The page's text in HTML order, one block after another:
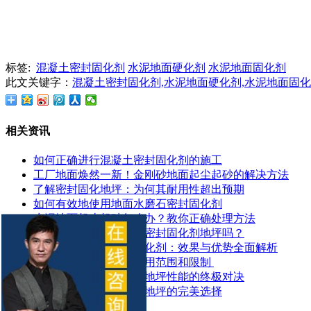
标签: 混凝土密封固化剂 水泥地面硬化剂 水泥地面固化剂
此文关键字： 混凝土密封固化剂,水泥地面硬化剂,水泥地面固
相关资讯
如何正确进行混凝土密封固化剂的施工
工厂地面焕然一新！金刚砂地面起尘起砂的解决方法
了解密封固化地坪：为何其耐用性超出预期
如何有效地使用地面水磨石密封固化剂
水泥地面起皮起砂怎么办？教你正确处理方法
地面潮湿可以做混凝土密封固化剂地坪吗？
探索锂基混凝土密封固化剂：效果与优势全面解析
​混凝土密封固化剂的应用范围和限制 ​
混凝土染色地坪与环氧地坪性能的终极对决
让停车场更耐用：固化地坪的完美选择